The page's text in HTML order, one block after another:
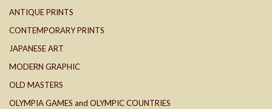
ANTIQUE PRINTS
CONTEMPORARY PRINTS
JAPANESE ART
MODERN GRAPHIC
OLD MASTERS
OLYMPIA GAMES and OLYMPIC COUNTRIES